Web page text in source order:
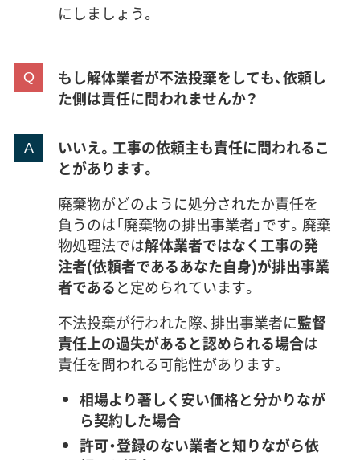
にしましょう。
もし解体業者が不法投棄をしても、依頼し
た側は責任に問われませんか？
いいえ。工事の依頼主も責任に問われるこ
とがあります。
廃棄物がどのように処分されたか責任を
負うのは「廃棄物の排出事業者」です。廃棄
物処理法では解体業者ではなく工事の発
注者(依頼者であるあなた自身)が排出事業
者であると定められています。
不法投棄が行われた際、排出事業者に監督
責任上の過失があると認められる場合は
責任を問われる可能性があります。
相場より著しく安い価格と分かりなが
ら契約した場合
許可・登録のない業者と知りながら依